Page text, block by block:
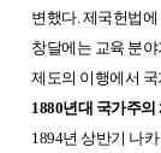
변했다. 제국헌법에
창달에는 교육 분
제도의 이행에서
1880년대 국가주의
1894년 상반기 나